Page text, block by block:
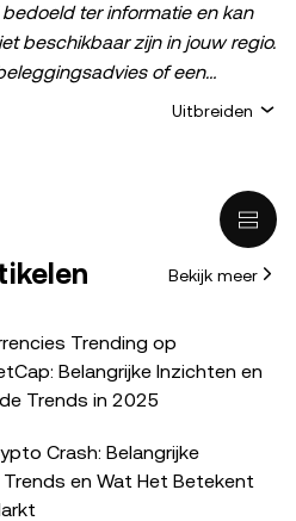
ter informatie en kan
beschikbaar zijn in jouw regio.
of een
een aanbod of verzoek om
digitale bezittingen of crypto,
een hoog risico met zich
sterk fluctueren. Overweeg
van je financiële situatie,
Raadpleeg je juridische, fiscale
je vragen hebt over je
in dit bericht (inclusief
statistieken) is uitsluitend
Hoewel alle redelijke
van deze gegevens
Uitbreiden
Bekijk meer
Trending op
Belangrijke Inzichten en
Trends in 2025
Crash: Belangrijke
en Wat Het Betekent